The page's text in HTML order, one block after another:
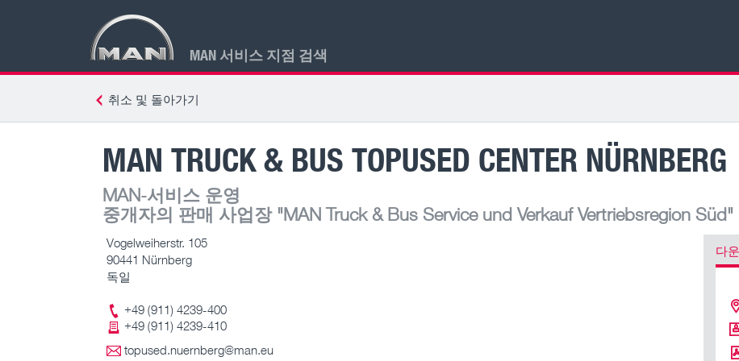
MAN 서비스 지점 검색
취소 및 돌아가기
MAN TRUCK & BUS TOPUSED CENTER NÜRNBERG
MAN-서비스 운영
중개자의 판매 사업장"MAN Truck & Bus Service und Verkauf Vertriebsregion Süd"
Vogelweiherstr. 105
90441 Nürnberg
독일
+49 (911) 4239-400
+49 (911) 4239-410
topused.nuernberg@man.eu
다